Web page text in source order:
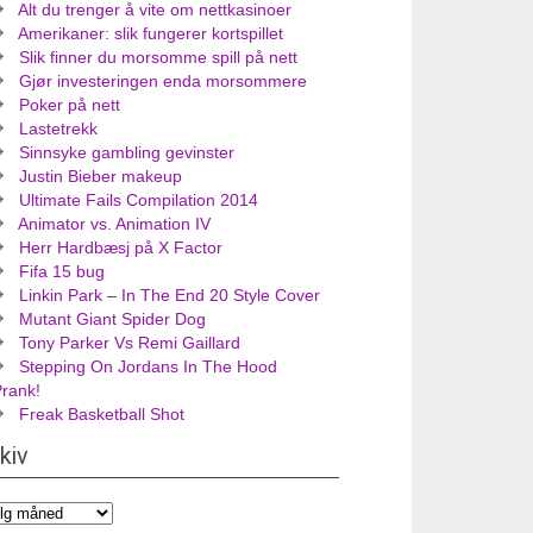
Alt du trenger å vite om nettkasinoer
Amerikaner: slik fungerer kortspillet
Slik finner du morsomme spill på nett
Gjør investeringen enda morsommere
Poker på nett
Lastetrekk
Sinnsyke gambling gevinster
Justin Bieber makeup
Ultimate Fails Compilation 2014
Animator vs. Animation IV
Herr Hardbæsj på X Factor
Fifa 15 bug
Linkin Park – In The End 20 Style Cover
Mutant Giant Spider Dog
Tony Parker Vs Remi Gaillard
Stepping On Jordans In The Hood
Freak Basketball Shot